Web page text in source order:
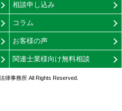
相談申し込み
コラム
お客様の声
関連士業様向け無料相談
律事務所 All Rights Reserved.